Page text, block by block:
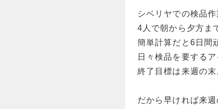
シベリヤでの検品作
4人で朝から夕方ま
簡単計算だと6日間
日々検品を要する
終了目標は来週の末
だから早ければ来週